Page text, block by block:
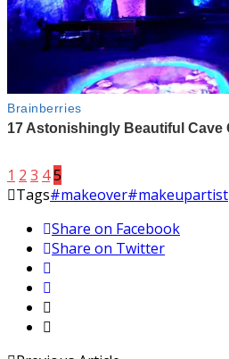
1 2 3 45
Tags#makeover#makeupartist
Share on Facebook
Share on Twitter